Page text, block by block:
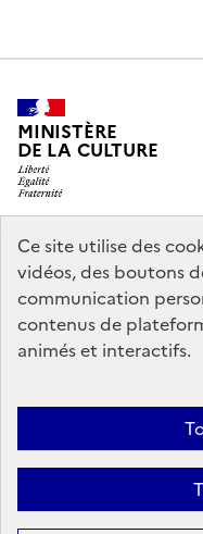
Ce site utilise des
vidéos, des boutons
communication
contenus de
animés et interactifs.
MINISTÈRE
DE LA CULTURE
legifrance.gouv.fr
service-public.gouv.fr
Accessibilité : partiellement
témoins de connexion